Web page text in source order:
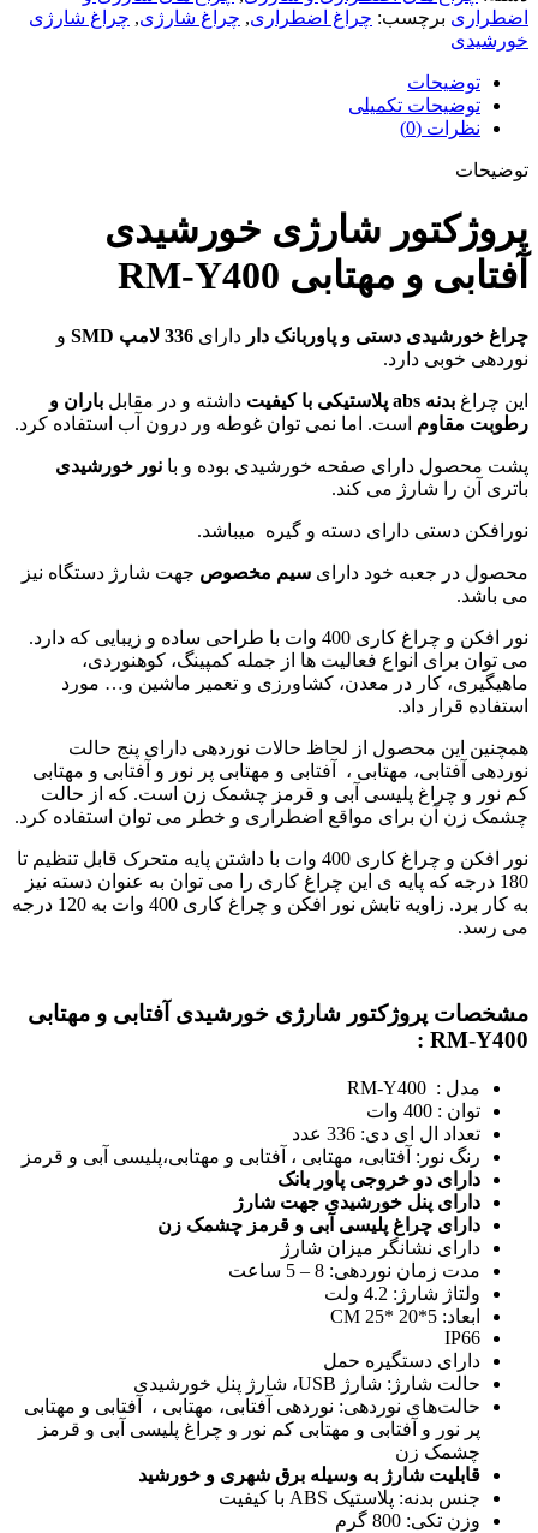
اضطراری برچسب: چراغ اضطراری, چراغ شارژی, چراغ شارژی
خورشیدی
توضیحات
توضیحات تکمیلی
نظرات (0)
توضیحات
پروژکتور شارژی خورشیدی
آفتابی و مهتابی RM-Y400
چراغ خورشیدی دستی و پاوربانک دار دارای 336 لامپ SMD
و
نوردهی خوبی دارد.
این چراغ بدنه abs پلاستیکی با کیفیت داشته و در مقابل باران و
رطوبت مقاوم است. اما نمی توان غوطه ور درون آب استفاده کرد.
پشت محصول دارای صفحه خورشیدی بوده و با نور خورشیدی
باتری آن را شارژ می کند.
نورافکن دستی دارای دسته و گیره میباشد.
محصول در جعبه خود دارای سیم مخصوص جهت شارژ دستگاه نیز
می باشد.
نور افکن و چراغ کاری 400 وات با طراحی ساده و زیبایی که دارد.
می توان برای انواع فعالیت ها از جمله کمپینگ، کوهنوردی،
ماهیگیری، کار در معدن، کشاورزی و تعمیر ماشین و… مورد
استفاده قرار داد.
همچنین این محصول از لحاظ حالات نوردهی دارای پنج حالت
نوردهی آفتابی، مهتابی ، آفتابی و مهتابی پر نور و آفتابی و مهتابی
کم نور و چراغ پلیسی آبی و قرمز چشمک زن است. که از حالت
چشمک زن آن برای مواقع اضطراری و خطر می توان استفاده کرد.
نور افکن و چراغ کاری 400 وات با داشتن پایه متحرک قابل تنظیم تا
180 درجه که پایه ی این چراغ کاری را می توان به عنوان دسته نیز
به کار برد. زاویه تابش نور افکن و چراغ کاری 400 وات به 120 درجه
می رسد.
مشخصات پروژکتور شارژی خورشیدی آفتابی و مهتابی
RM-Y400 :
مدل : RM-Y400
توان : 400 وات
تعداد ال ای دی: 336 عدد
رنگ نور: آفتابی، مهتابی ، آفتابی و مهتابی،پلیسی آبی و قرمز
دارای دو خروجی پاور بانک
دارای پنل خورشیدی جهت شارژ
دارای چراغ پلیسی آبی و قرمز چشمک زن
دارای نشانگر میزان شارژ
مدت زمان نوردهی: 8 – 5 ساعت
ولتاژ شارژ: 4.2 ولت
ابعاد: 5*20 *25 CM
IP66
دارای دستگیره حمل
حالت شارژ: شارژ USB، شارژ پنل خورشیدی
حالت‌های نوردهی: نوردهی آفتابی، مهتابی ، آفتابی و مهتابی
پر نور و آفتابی و مهتابی کم نور و چراغ پلیسی آبی و قرمز
چشمک زن
قابلیت شارژ به وسیله برق شهری و خورشید
جنس بدنه: پلاستیک ABS با کیفیت
وزن تکی: 800 گرم